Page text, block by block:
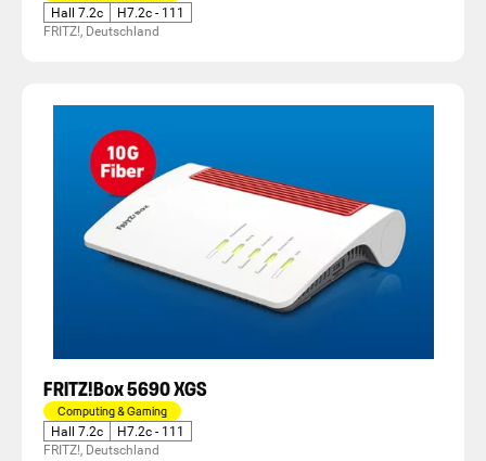
Hall 7.2c
H7.2c - 111
FRITZ!, Deutschland
FRITZ!Box 5690 XGS
Computing & Gaming
Hall 7.2c
H7.2c - 111
FRITZ!, Deutschland